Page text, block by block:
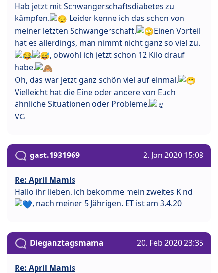
Hab jetzt mit Schwangerschaftsdiabetes zu
kämpfen.
Leider kenne ich das schon von
meiner letzten Schwangerschaft.
Einen Vorteil
hat es allerdings, man nimmt nicht ganz so viel zu.
, obwohl ich jetzt schon 12 Kilo drauf
habe.
Oh, das war jetzt ganz schön viel auf einmal.
Vielleicht hat die Eine oder andere von Euch
ähnliche Situationen oder Probleme.
VG
gast.1931969 2. Jan 2020 15:08
Re: April Mamis
Hallo ihr lieben, ich bekomme mein zweites Kind
, nach meiner 5 Jährigen. ET ist am 3.4.20
Dieganztagsmama 20. Feb 2020 23:35
Re: April Mamis